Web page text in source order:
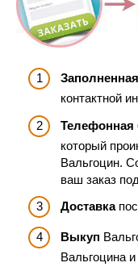
контактной
Телефонная
который
Вальгоцин.
ваш заказ
Доставка
Выкуп
Вальгоцина